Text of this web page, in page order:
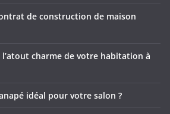
de construction de maison
charme de votre habitation à
idéal pour votre salon ?